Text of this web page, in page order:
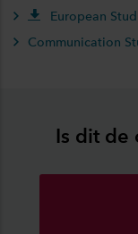
European
Communication
Is dit de